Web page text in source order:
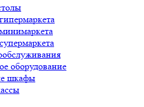
оборудование
шкафы